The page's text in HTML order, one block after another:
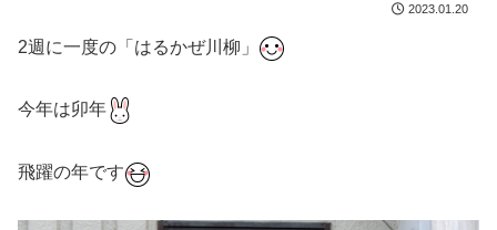
2023.01.20
2週に一度の「はるかぜ川柳」
今年は卯年
飛躍の年です